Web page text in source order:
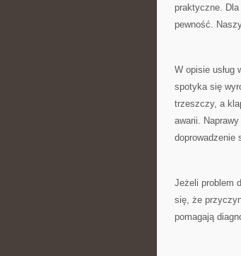
praktyczne.
pewność.
W opisie usług
spotyka się
trzeszczy, a
awarii.
doprowadzenie
Jeżeli problem
się, że
pomagają